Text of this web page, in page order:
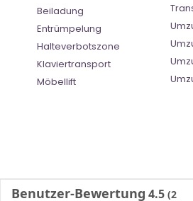
Beiladung
Entrümpelung
Halteverbotszone
Klaviertransport
Möbellift
Benutzer-Bewertung 4.5 (2